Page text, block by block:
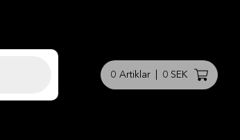
0 Artiklar 0 SEK